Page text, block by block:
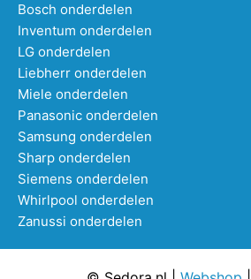
Bosch onderdelen
Inventum onderdelen
LG onderdelen
Liebherr onderdelen
Miele onderdelen
Panasonic onderdelen
Samsung onderdelen
Sharp onderdelen
Siemens onderdelen
Whirlpool onderdelen
Zanussi onderdelen